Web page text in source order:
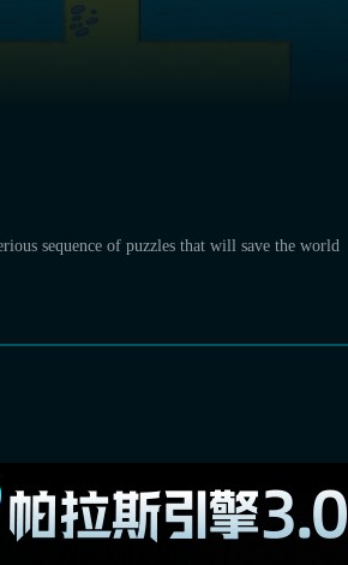
sequence of puzzles that will save the world